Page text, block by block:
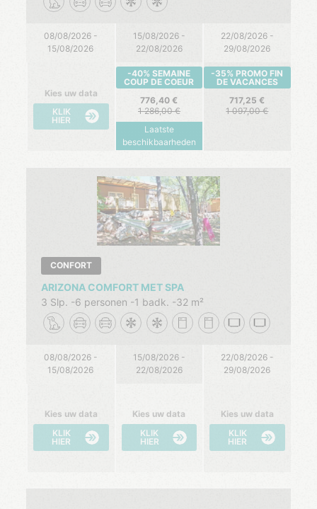
08/08/2026 -
15/08/2026
15/08/2026 -
22/08/2026
22/08/2026 -
29/08/2026
Kies uw data
KLIK
HIER
-40% SEMAINE
COUP DE COEUR
776,40
1 286,00
Laatste
beschikbaarheden
-35% PROMO FIN
DE VACANCES
717,25
1 097,00
CONFORT
ARIZONA COMFORT MET SPA
3 Slp.
6 personen 1 badk. 32 m²
08/08/2026 -
15/08/2026
15/08/2026 -
22/08/2026
22/08/2026 -
29/08/2026
Kies uw data
KLIK
HIER
Kies uw data
KLIK
HIER
Kies uw data
KLIK
HIER